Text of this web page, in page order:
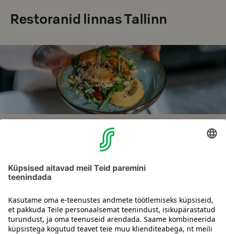
Restoranid linnas Tallinn
Otsid parimaid restorane linnas?
Hommikusöök, lõunasöök või õhtusöök. Vaadake parimaid
restorane oma hotelli lähedal! Saate lauda broneerida Raflaamo
Sirvi restorane